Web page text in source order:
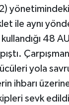
ile aynı
48
yola
ihbarı
sevk